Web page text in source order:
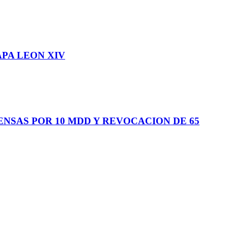
LEON XIV
POR 10 MDD Y REVOCACION DE 65